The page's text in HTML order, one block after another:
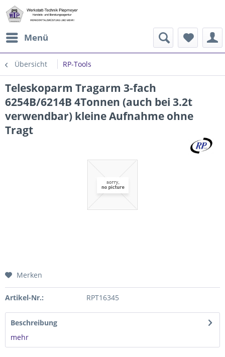
Menü
Übersicht RP-Tools
Teleskoparm Tragarm 3-fach
6254B/6214B 4Tonnen (auch bei 3.2t
verwendbar) kleine Aufnahme ohne
Tragt
Merken
Artikel-Nr.: RPT16345
Beschreibung
mehr